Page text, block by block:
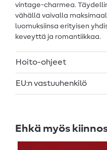
vintage-charmea.
vähällä vaivalla
luomuksiinsa erityisen
keveyttä ja romantiikkaa.
Hoito-ohjeet
EU:n vastuuhenkilö
Ehkä myös